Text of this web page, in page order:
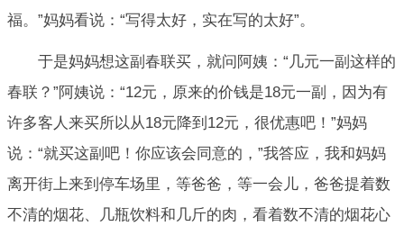
福。”妈妈看说：“写得太好，实在写的太好”。
于是妈妈想这副春联买，就问阿姨：“几元一副这样的
春联？”阿姨说：“12元，原来的价钱是18元一副，因为有
许多客人来买所以从18元降到12元，很优惠吧！”妈妈
说：“就买这副吧！你应该会同意的，”我答应，我和妈妈
离开街上来到停车场里，等爸爸，等一会儿，爸爸提着数
不清的烟花、几瓶饮料和几斤的肉，看着数不清的烟花心